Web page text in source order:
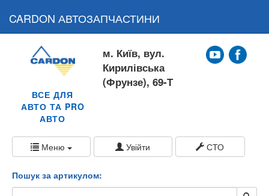
CARDON АВТОЗАПЧАСТИНИ
ВСЕ ДЛЯ
АВТО ТА PRO
АВТО
м. Київ, вул.
Кирилівська
(Фрунзе), 69-Т
Меню Увійти СТО
Пошук за артикулом: